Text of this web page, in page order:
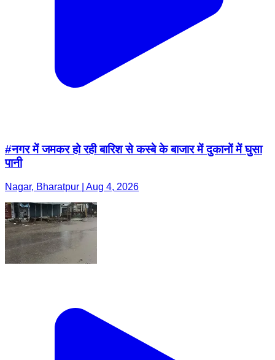
#नगर में जमकर हो रही बारिश से कस्बे के बाजार में दुकानों में घुसा
पानी
Nagar, Bharatpur | Aug 4, 2026